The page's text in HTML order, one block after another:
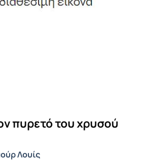
πυρετό του χρυσού
Λουίς